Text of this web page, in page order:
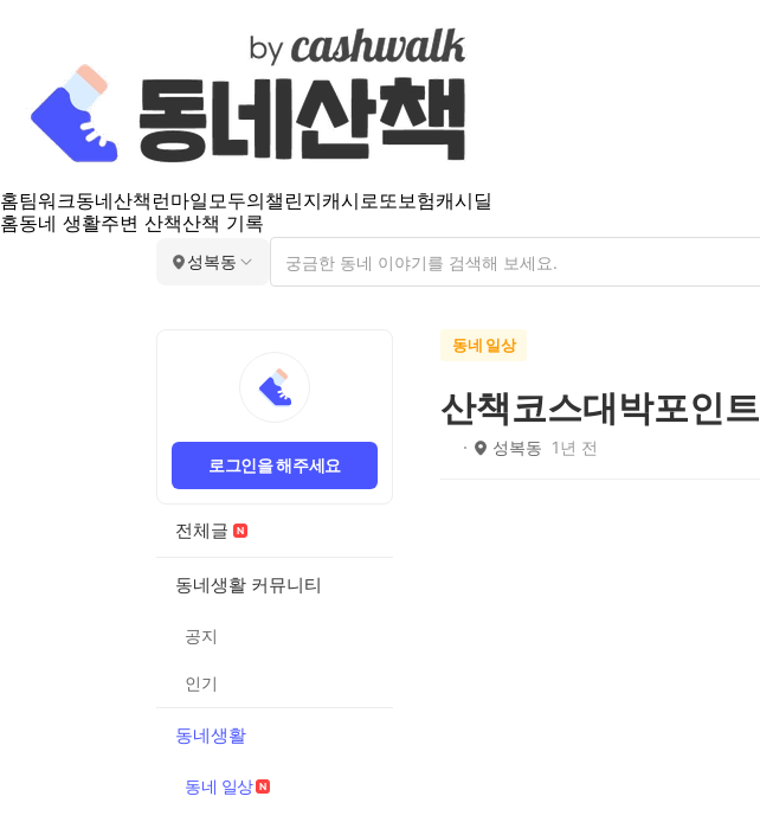
홈팀워크동네산책 런마일모두의챌린지캐시로또보험캐시딜
홈동네 생활주변 산책산책 기록
성복동
로그인을 해주세요
전체글
동네생활 커뮤니티
공지
인기
동네생활
동네 일상
동네 일상
산책코스대박포인트
성복동 1년 전